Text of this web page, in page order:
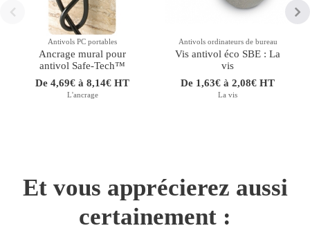
Antivols PC portables
Ancrage mural pour
antivol Safe-Tech™
De 4,69€ à 8,14€ HT
L'ancrage
Antivols ordinateurs de bureau
Vis antivol éco SBE : La
vis
De 1,63€ à 2,08€ HT
La vis
Et vous apprécierez aussi
certainement :